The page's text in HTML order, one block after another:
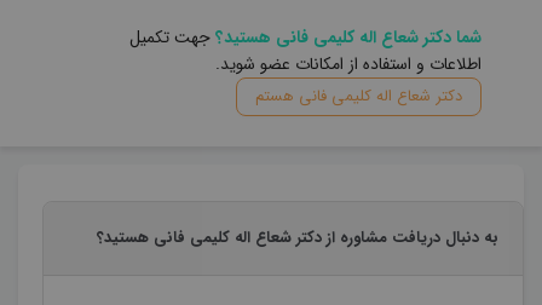
شما دکتر شعاع اله کلیمی فانی هستید؟جهت تکمیل
اطلاعات و استفاده از امکانات عضو شوید.
دکتر شعاع اله کلیمی فانی هستم
به دنبال دریافت مشاوره از دکتر شعاع اله کلیمی فانی هستید؟